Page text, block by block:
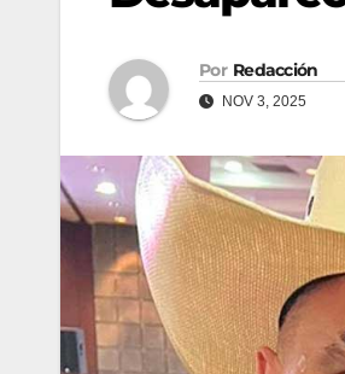
Por Redacción
NOV 3, 2025